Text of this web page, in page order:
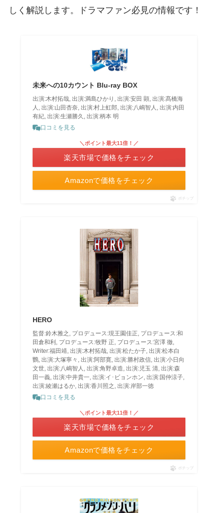
しく解説します。ドラマファン必見の情報です！
未来への10カウント Blu-ray BOX
出演:木村拓哉, 出演:満島ひかり, 出演:安田 顕, 出演:髙橋海
人, 出演:山田杏奈, 出演:村上虹郎, 出演:八嶋智人, 出演:内田
有紀, 出演:生瀬勝久, 出演:柄本 明
口コミを見る
Amazonで価格をチェック
＼ポイント最大11倍！／
楽天市場で価格をチェック
ポチップ
HERO
監督:鈴木雅之, プロデュース:現王園佳正, プロデュース:和
田倉和利, プロデュース:牧野 正, プロデュース:宮澤 徹,
Writer:福田靖, 出演:木村拓哉, 出演:松たか子, 出演:松本白
鸚, 出演:大塚寧々, 出演:阿部寛, 出演:勝村政信, 出演:小日向
文世, 出演:八嶋智人, 出演:角野卓造, 出演:児玉 清, 出演:森
田一義, 出演:中井貴一, 出演:イ･ビョンホン, 出演:国仲涼子,
出演:綾瀬はるか, 出演:香川照之, 出演:岸部一徳
口コミを見る
Amazonで価格をチェック
＼ポイント最大11倍！／
楽天市場で価格をチェック
ポチップ